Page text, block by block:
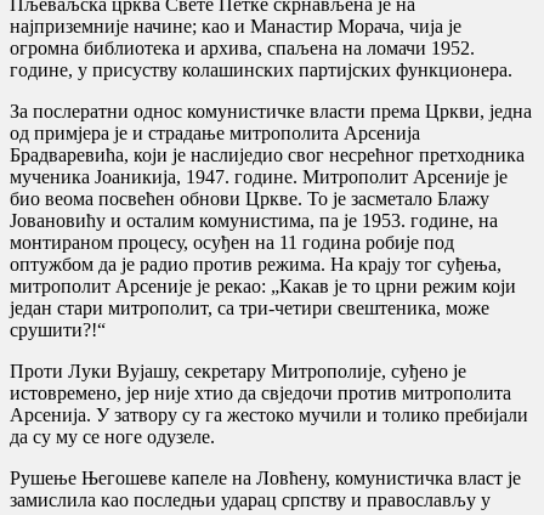
најприземније начине; као и Манастир Морача, чија је
огромна библиотека и архива, спаљена на ломачи 1952.
године, у присуству колашинских партијских функционера.
За послератни однос комунистичке власти према Цркви, једна
од примјера је и страдање митрополита Арсенија
Брадваревића, који је наслиједио свог несрећног претходника
мученика Јоаникија, 1947. године. Митрополит Арсеније је
био веома посвећен обнови Цркве. То је засметало Блажу
Јовановићу и осталим комунистима, па је 1953. године, на
монтираном процесу, осуђен на 11 година робије под
оптужбом да је радио против режима. На крају тог суђења,
митрополит Арсеније је рекао: „Какав је то црни режим који
један стари митрополит, са три-четири свештеника, може
срушити?!“
Проти Луки Вујашу, секретару Митрополије, суђено је
истовремено, јер није хтио да свједочи против митрополита
Арсенија. У затвору су га жестоко мучили и толико пребијали
да су му се ноге одузеле.
Рушење Његошеве капеле на Ловћену, комунистичка власт је
замислила као последњи ударац српству и православљу у